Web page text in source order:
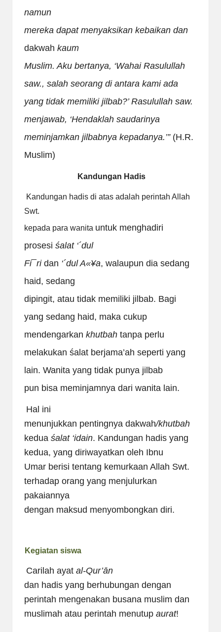
namun
mereka dapat menyaksikan kebaikan dan
dakwah kaum
Muslim. Aku bertanya, ‘Wahai Rasulullah
saw., salah seorang di antara kami ada
yang tidak memiliki jilbab?’ Rasulullah saw.
menjawab, ‘Hendaklah saudarinya
meminjamkan jilbabnya kepadanya.’” (H.R.
Muslim)
Kandungan Hadis
Kandungan hadis di atas adalah perintah Allah
Swt.
kepada para wanita untuk menghadiri
prosesi śalat ‘´dul
Fi¯ridan ‘´dul A«¥a, walaupun dia sedang
haid, sedang
dipingit, atau tidak memiliki jilbab. Bagi
yang sedang haid, maka cukup
mendengarkan khutbah tanpa perlu
melakukan śalat berjama’ah seperti yang
lain. Wanita yang tidak punya jilbab
pun bisa meminjamnya dari wanita lain.
Hal ini
menunjukkan pentingnya dakwah/khutbah
kedua śalat ‘idain. Kandungan hadis yang
kedua, yang diriwayatkan oleh Ibnu
Umar berisi tentang kemurkaan Allah Swt.
terhadap orang yang menjulurkan
pakaiannya
dengan maksud menyombongkan diri.
Kegiatan siswa
Carilah ayat al-Qur’ān
dan hadis yang berhubungan dengan
perintah mengenakan busana muslim dan
muslimah atau perintah menutup aurat!